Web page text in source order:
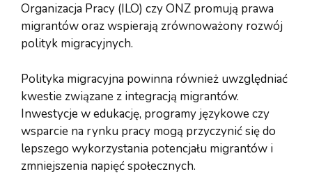
Organizacja Pracy (ILO) czy ONZ promują prawa
migrantów oraz wspierają zrównoważony rozwój
polityk migracyjnych.
Polityka migracyjna powinna również uwzględniać
kwestie związane z integracją migrantów.
Inwestycje w edukację, programy językowe czy
wsparcie na rynku pracy mogą przyczynić się do
lepszego wykorzystania potencjału migrantów i
zmniejszenia napięć społecznych.